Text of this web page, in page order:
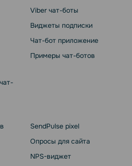
Viber чат-боты
Виджеты подписки
Чат-бот приложение
Примеры чат-ботов
SendPulse pixel
Опросы для сайта
NPS-виджет